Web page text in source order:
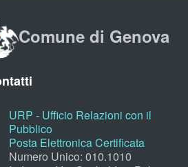
Comune di Genova
URP - Ufficio Relazioni con il
Pubblico
Posta Elettronica Certificata
Numero Unico: 010.1010